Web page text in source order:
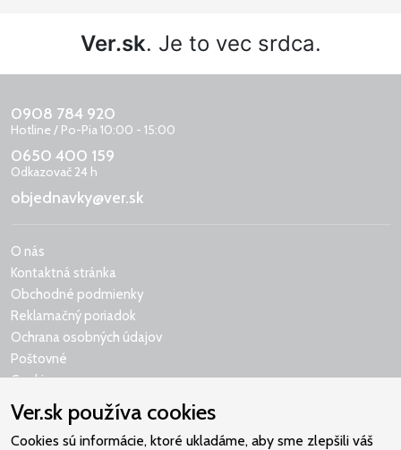
Ver.sk. Je to vec srdca.
0908 784 920
Hotline / Po-Pia 10:00 - 15:00
0650 400 159
Odkazovač 24 h
objednavky@ver.sk
O nás
Kontaktná stránka
Obchodné podmienky
Reklamačný poriadok
Ochrana osobných údajov
Poštovné
Cookies
Ver.sk používa cookies
Cookies sú informácie, ktoré ukladáme, aby sme zlepšili váš